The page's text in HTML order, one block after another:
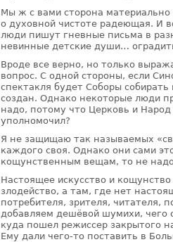
Мы ж с вами сторона материально
о духовной чистоте радеющая. И
люди пишут гневные письма в
невинные детские души…
Вроде все верно, но только
вопрос. С одной стороны, если
спектакля будет Соборы
создан. Однако некоторые люди
надо, потому что Церковь и
уполномочил?
Я не защищаю так называемых
каждого своя. Однако они сами
кощунственным вещам, то не
Настоящее искусство и
злодейство, а там, где нет
потребителя, зрителя, читателя,
добавляем дешёвой шумихи, чего
куда пошел режиссер закрытого
Ему дали чего-то поставить в